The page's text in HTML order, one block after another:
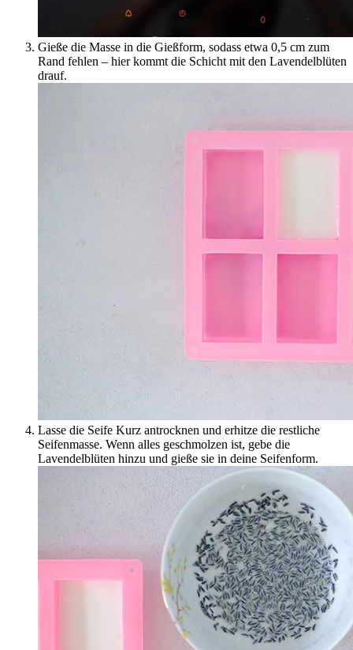
Gieße die Masse in die Gießform, sodass etwa 0,5 cm zum
Rand fehlen – hier kommt die Schicht mit den Lavendelblüten
drauf.
Lasse die Seife Kurz antrocknen und erhitze die restliche
Seifenmasse. Wenn alles geschmolzen ist, gebe die
Lavendelblüten hinzu und gieße sie in deine Seifenform.